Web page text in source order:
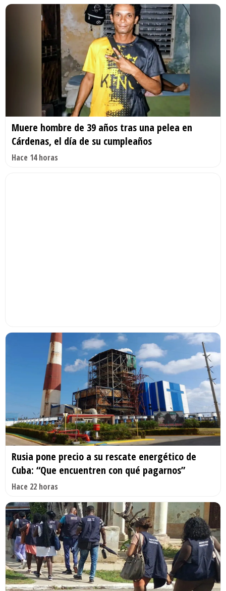
Muere hombre de 39 años tras una pelea en
Cárdenas, el día de su cumpleaños
Hace 14 horas
Rusia pone precio a su rescate energético de
Cuba: “Que encuentren con qué pagarnos”
Hace 22 horas